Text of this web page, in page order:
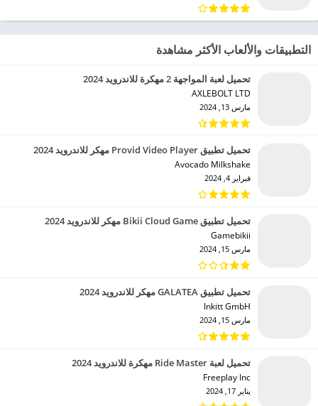
التطبيقات والألعاب الأكثر مشاهدة
تحميل لعبة المواجهة 2 مهكرة للاندرويد 2024
AXLEBOLT LTD‏
مارس 13, 2024
تحميل تطبيق Provid Video Player مهكر للاندرويد 2024
Avocado Milkshake‏
فبراير 4, 2024
تحميل تطبيق Bikii Cloud Game مهكر للاندرويد 2024
Gamebikii‏
مارس 15, 2024
تحميل تطبيق GALATEA مهكر للاندرويد 2024
Inkitt GmbH‏
مارس 15, 2024
تحميل لعبة Ride Master مهكرة للاندرويد 2024
Freeplay Inc‏
يناير 17, 2024